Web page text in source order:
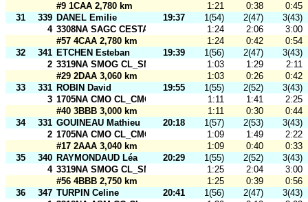
#9 1CAA 2,780 km
1:21 0:38
0:45
31
339 DANEL Emilie 19:37 1(54) 2(47)
3(43)
4 3308NA SAGC CESTAS CL_SAGC 1 1:24 2:06
3:00
#57 4CAA 2,780 km
1:24 0:42
0:54
32
341 ETCHEN Esteban 19:39 1(56) 2(47)
3(43)
2 3319NA SMOG CL_SMOG la famille 1:03 1:29
2:11
#29 2DAA 3,060 km
1:03 0:26
0:42
33
331 ROBIN David 19:55 1(55) 2(52)
3(43)
3 1705NA CMO CL_CMO 1 1:11 1:41
2:25
#40 3BBB 3,000 km
1:11 0:30
0:44
34
331 GOUINEAU Mathieu 20:18 1(57) 2(53)
3(43)
2 1705NA CMO CL_CMO 1 1:09 1:49
2:22
#17 2AAA 3,040 km
1:09 0:40
0:33
35
340 RAYMONDAUD Léa 20:29 1(55) 2(52)
3(43)
4 3319NA SMOG CL_SMOG 1 1:25 2:04
3:00
#56 4BBB 2,750 km
1:25 0:39
0:56
36
347 TURPIN Celine 20:41 1(56) 2(47)
3(43)